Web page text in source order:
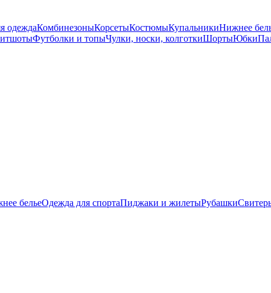
одеждаКомбинезоныКорсетыКостюмыКупальникиНижнее
Футболки и топыЧулки, носки, колготкиШортыЮбки
бельеОдежда для спортаПиджаки и жилетыРубашки